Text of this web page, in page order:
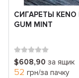
СИГАРЕТЫ KENO
GUM MINT
$608,90 за ящик
52 грн/за пачку